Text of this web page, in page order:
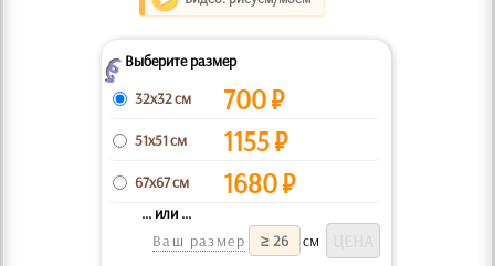
ZВыберите размер
32x32 см
700₽
51x51 см 1155₽
67x67 см 1680₽
... или ...
Ваш размер
см